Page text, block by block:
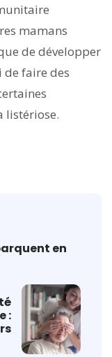
mamans
de développer
de faire des
listériose.
en
: